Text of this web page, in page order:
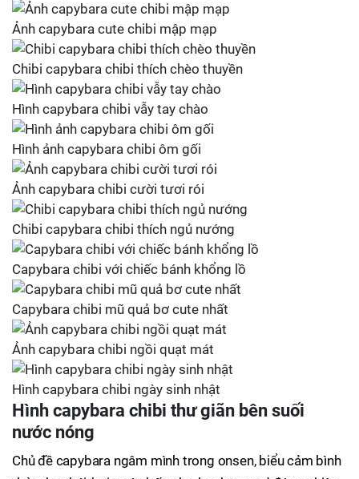
Ảnh capybara cute chibi mập mạp
Chibi capybara chibi thích chèo thuyền
Hình capybara chibi vẫy tay chào
Hình ảnh capybara chibi ôm gối
Ảnh capybara chibi cười tươi rói
Chibi capybara chibi thích ngủ nướng
Capybara chibi với chiếc bánh khổng lồ
Capybara chibi mũ quả bơ cute nhất
Ảnh capybara chibi ngồi quạt mát
Hình capybara chibi ngày sinh nhật
Hình capybara chibi thư giãn bên suối
nước nóng
Chủ đề capybara ngâm mình trong onsen, biểu cảm bình